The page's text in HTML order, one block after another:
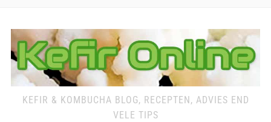
KEFIR & KOMBUCHA BLOG, RECEPTEN, ADVIES END
VELE TIPS